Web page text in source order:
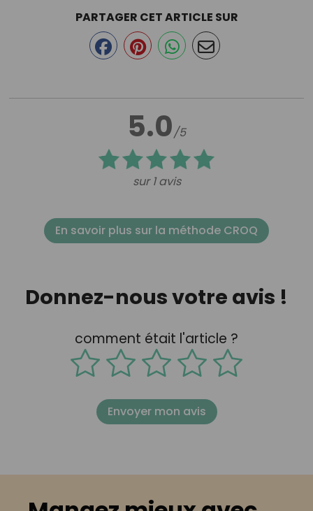
5.0/5
sur 1 avis
PARTAGER CET ARTICLE SUR
En savoir plus sur la méthode CROQ
Donnez-nous votre avis !
comment était l'article ?
Envoyer mon avis